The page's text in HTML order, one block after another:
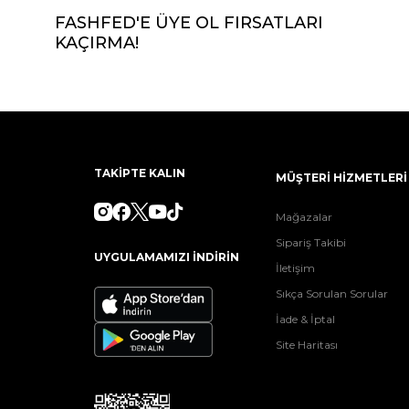
FASHFED'E ÜYE OL FIRSATLARI
KAÇIRMA!
TAKİPTE KALIN
UYGULAMAMIZI İNDİRİN
MÜŞTERİ HİZMETLERİ
Mağazalar
Sipariş Takibi
İletişim
Sıkça Sorulan Sorular
İade & İptal
Site Haritası